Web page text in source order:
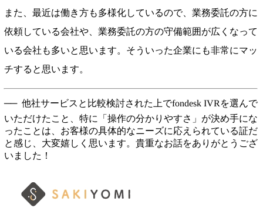
また、最近は働き方も多様化しているので、業務委託の方に
依頼している会社や、業務委託の方の守備範囲が広くなって
いる会社も多いと思います。そういった企業にも非常にマッ
チすると思います。
他社サービスと比較検討された上でfondesk IVRを選んで
いただけたこと、特に「操作の分かりやすさ」が決め手にな
ったことは、お客様の具体的なニーズに応えられている証だ
と感じ、大変嬉しく思います。貴重なお話をありがとうござ
いました！